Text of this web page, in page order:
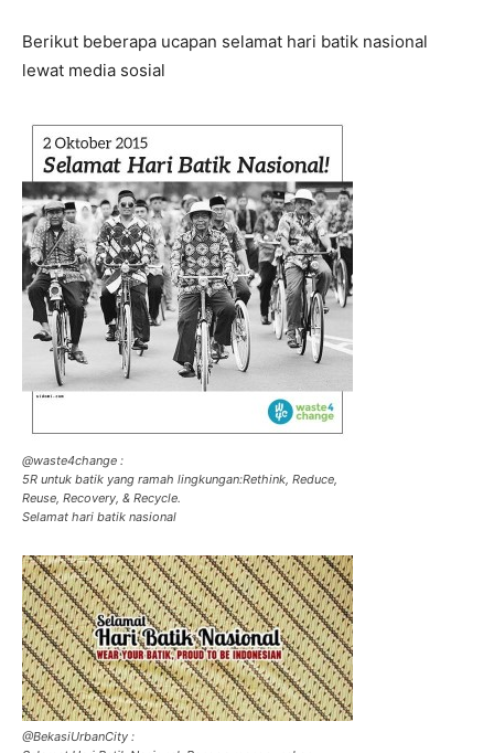
Berikut beberapa ucapan selamat hari batik nasional
lewat media sosial
@waste4change :
5R untuk batik yang ramah lingkungan:Rethink, Reduce,
Reuse, Recovery, & Recycle.
Selamat hari batik nasional
@BekasiUrbanCity :